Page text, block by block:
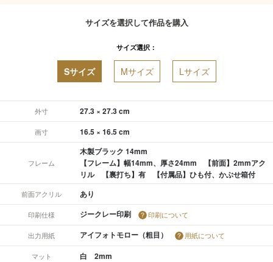
サイズを選択して作品を購入
サイズ選択：
Sサイズ Mサイズ Lサイズ
外寸 27.3 × 27.3 cm
画寸 16.5 × 16.5 cm
フレーム
木製ブラック 14mm
【フレーム】幅14mm、厚さ24mm 【前面】2mmアク
リル 【裏打ち】有 【付属品】ひも付、かぶせ箱付
前面アクリル あり
印刷仕様 ジークレー印刷 印刷について
出力用紙 アイフォトモロー（粗目） 用紙について
マット 白 2mm